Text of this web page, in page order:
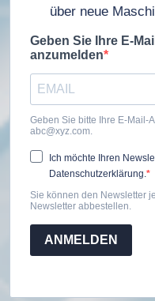
über neue
Geben Sie Ihre E-
anzumelden
Geben Sie bitte Ihre E-Mail-
abc@xyz.com.
Ich möchte Ihren
Datenschutzerklärung.
Sie können den Newsletter
Newsletter abbestellen.
ANMELDEN